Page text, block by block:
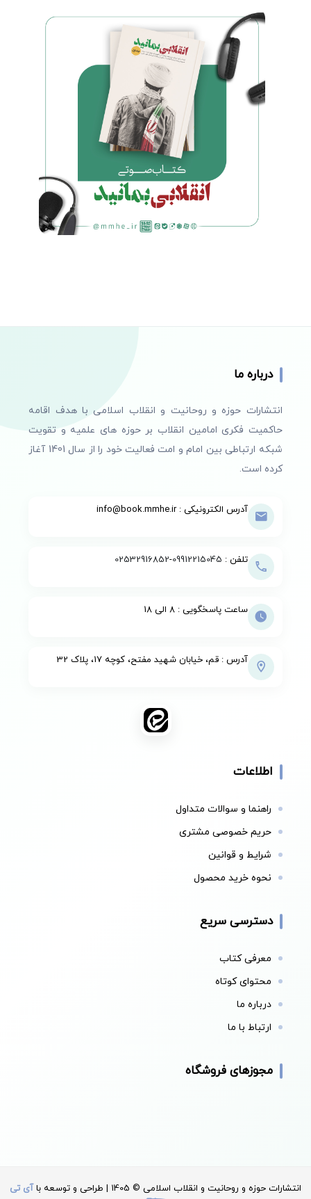
درباره ما
انتشارات حوزه و روحانیت و انقلاب اسلامی با هدف اقامه
حاکمیت فکری امامین انقلاب بر حوزه های علمیه و تقویت
شبکه ارتباطی بین امام و امت فعالیت خود را از سال 1401 آغاز
کرده است.
آدرس الکترونیکی : info@book.mmhe.ir
تلفن : 09912215045
-
02532916852
ساعت پاسخگویی : 8 الی 18
آدرس : قم، خیابان شهید مفتح، کوچه 17، پلاک 32
اطلاعات
راهنما و سوالات متداول
حریم خصوصی مشتری
شرایط و قوانین
نحوه خرید محصول
دسترسی سریع
معرفی کتاب
محتوای کوتاه
درباره ما
ارتباط با ما
مجوزهای فروشگاه
انتشارات حوزه و روحانیت و انقلاب اسلامی © 1405 | طراحی و توسعه با
آی تی